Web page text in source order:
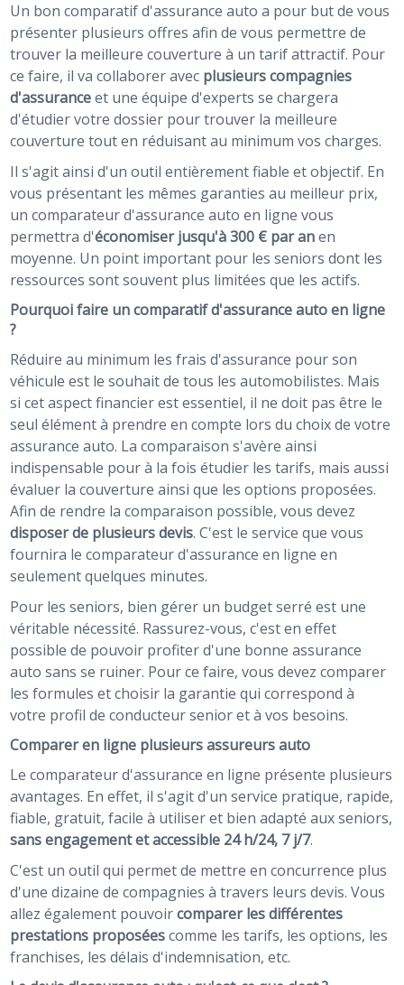
Un bon comparatif d'assurance auto a pour but de vous
présenter plusieurs offres afin de vous permettre de
trouver la meilleure couverture à un tarif attractif. Pour
ce faire, il va collaborer avec plusieurs compagnies
d'assuranceet une équipe d'experts se chargera
d'étudier votre dossier pour trouver la meilleure
couverture tout en réduisant au minimum vos charges.
Il s'agit ainsi d'un outil entièrement fiable et objectif. En
vous présentant les mêmes garanties au meilleur prix,
un comparateur d'assurance auto en ligne vous
permettra d'économiser jusqu'à 300 € par anen
moyenne. Un point important pour les seniors dont les
ressources sont souvent plus limitées que les actifs.
Pourquoi faire un comparatif d'assurance auto en ligne
?
Réduire au minimum les frais d'assurance pour son
véhicule est le souhait de tous les automobilistes. Mais
si cet aspect financier est essentiel, il ne doit pas être le
seul élément à prendre en compte lors du choix de votre
assurance auto. La comparaison s'avère ainsi
indispensable pour à la fois étudier les tarifs, mais aussi
évaluer la couverture ainsi que les options proposées.
Afin de rendre la comparaison possible, vous devez
disposer de plusieurs devis. C'est le service que vous
fournira le comparateur d'assurance en ligne en
seulement quelques minutes.
Pour les seniors, bien gérer un budget serré est une
véritable nécessité. Rassurez-vous, c'est en effet
possible de pouvoir profiter d'une bonne assurance
auto sans se ruiner. Pour ce faire, vous devez comparer
les formules et choisir la garantie qui correspond à
votre profil de conducteur senior et à vos besoins.
Comparer en ligne plusieurs assureurs auto
Le comparateur d'assurance en ligne présente plusieurs
avantages. En effet, il s'agit d'un service pratique, rapide,
fiable, gratuit, facile à utiliser et bien adapté aux seniors,
sans engagement et accessible 24 h/24, 7 j/7.
C'est un outil qui permet de mettre en concurrence plus
d'une dizaine de compagnies à travers leurs devis. Vous
allez également pouvoircomparer les différentes
prestations proposéescomme les tarifs, les options, les
franchises, les délais d'indemnisation, etc.